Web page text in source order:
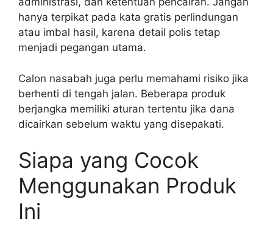
hanya terpikat pada kata gratis perlindungan
atau imbal hasil, karena detail polis tetap
menjadi pegangan utama.
Calon nasabah juga perlu memahami risiko jika
berhenti di tengah jalan. Beberapa produk
berjangka memiliki aturan tertentu jika dana
dicairkan sebelum waktu yang disepakati.
Siapa yang Cocok
Menggunakan Produk
Ini